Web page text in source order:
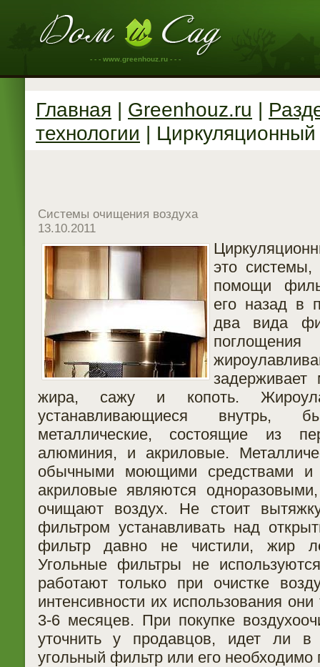
- - - www.greenhouz.ru - - -
Главная | Greenhouz.ru |
технологии | Циркуляционный
Системы очищения воздуха
13.10.2011
это
помощи
его назад в
два вида
задерживает
жира, сажу и копоть.
устанавливающиеся внутрь,
металлические, состоящие из
алюминия, и акриловые.
обычными моющими средствами
акриловые являются
очищают воздух. Не стоит
фильтром устанавливать над
фильтр давно не чистили, жир
Угольные фильтры не
работают только при очистке
интенсивности их использования
3-6 месяцев. При покупке
уточнить у продавцов, идет ли в
угольный фильтр или его необходимо